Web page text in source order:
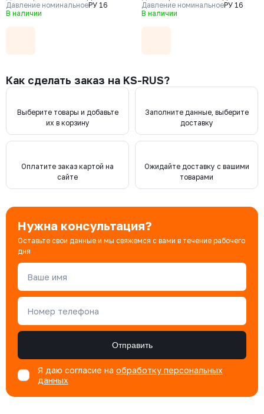
Давление номинальноеРУ 16
В наличии
Давление номинальноеРУ 16
В наличии
Как сделать заказ на KS-RUS?
Выберите товары и добавьте
их в корзину
Заполните данные, выберите
доставку
Оплатите заказ картой на
сайте
Ожидайте доставку с вашими
товарами
Нужна консультация?
Оставьте свои данные и мы свяжемся с вами в течение рабочего
дня
Ваше имя
Номер телефона
Отправить
Я даю согласие на обработку персональных
данных